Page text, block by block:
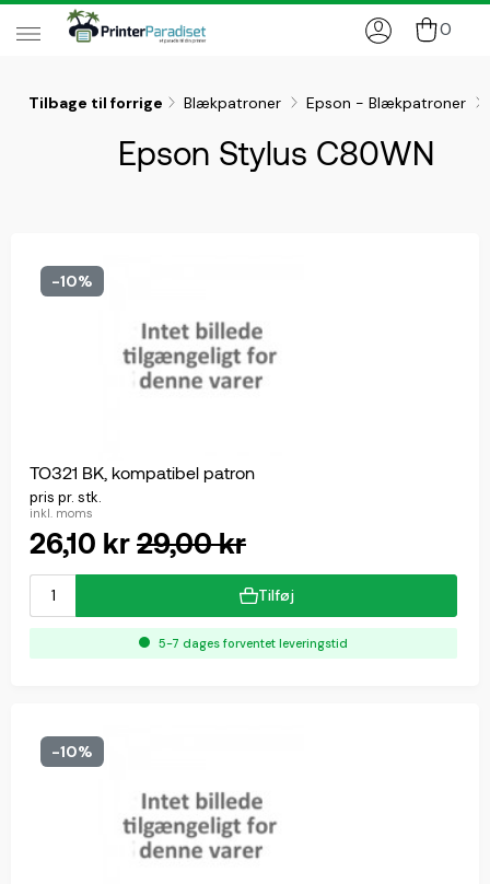
0
Tilbage til forrige Blækpatroner Epson - Blækpatroner
Epson Stylus C80WN
-10%
TO321 BK, kompatibel patron
pris pr. stk.
inkl. moms
26,10 kr29,00 kr
Tilføj
5-7 dages forventet leveringstid
-10%